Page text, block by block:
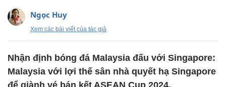
Ngọc Huy
Xem các bài viết của tác giả
Nhận định bóng đá Malaysia đấu với Singapore:
Malaysia với lợi thế sân nhà quyết hạ Singapore
để giành vé bán kết ASEAN Cup 2024.